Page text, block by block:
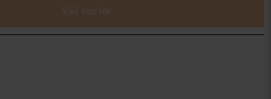
Välj storlek